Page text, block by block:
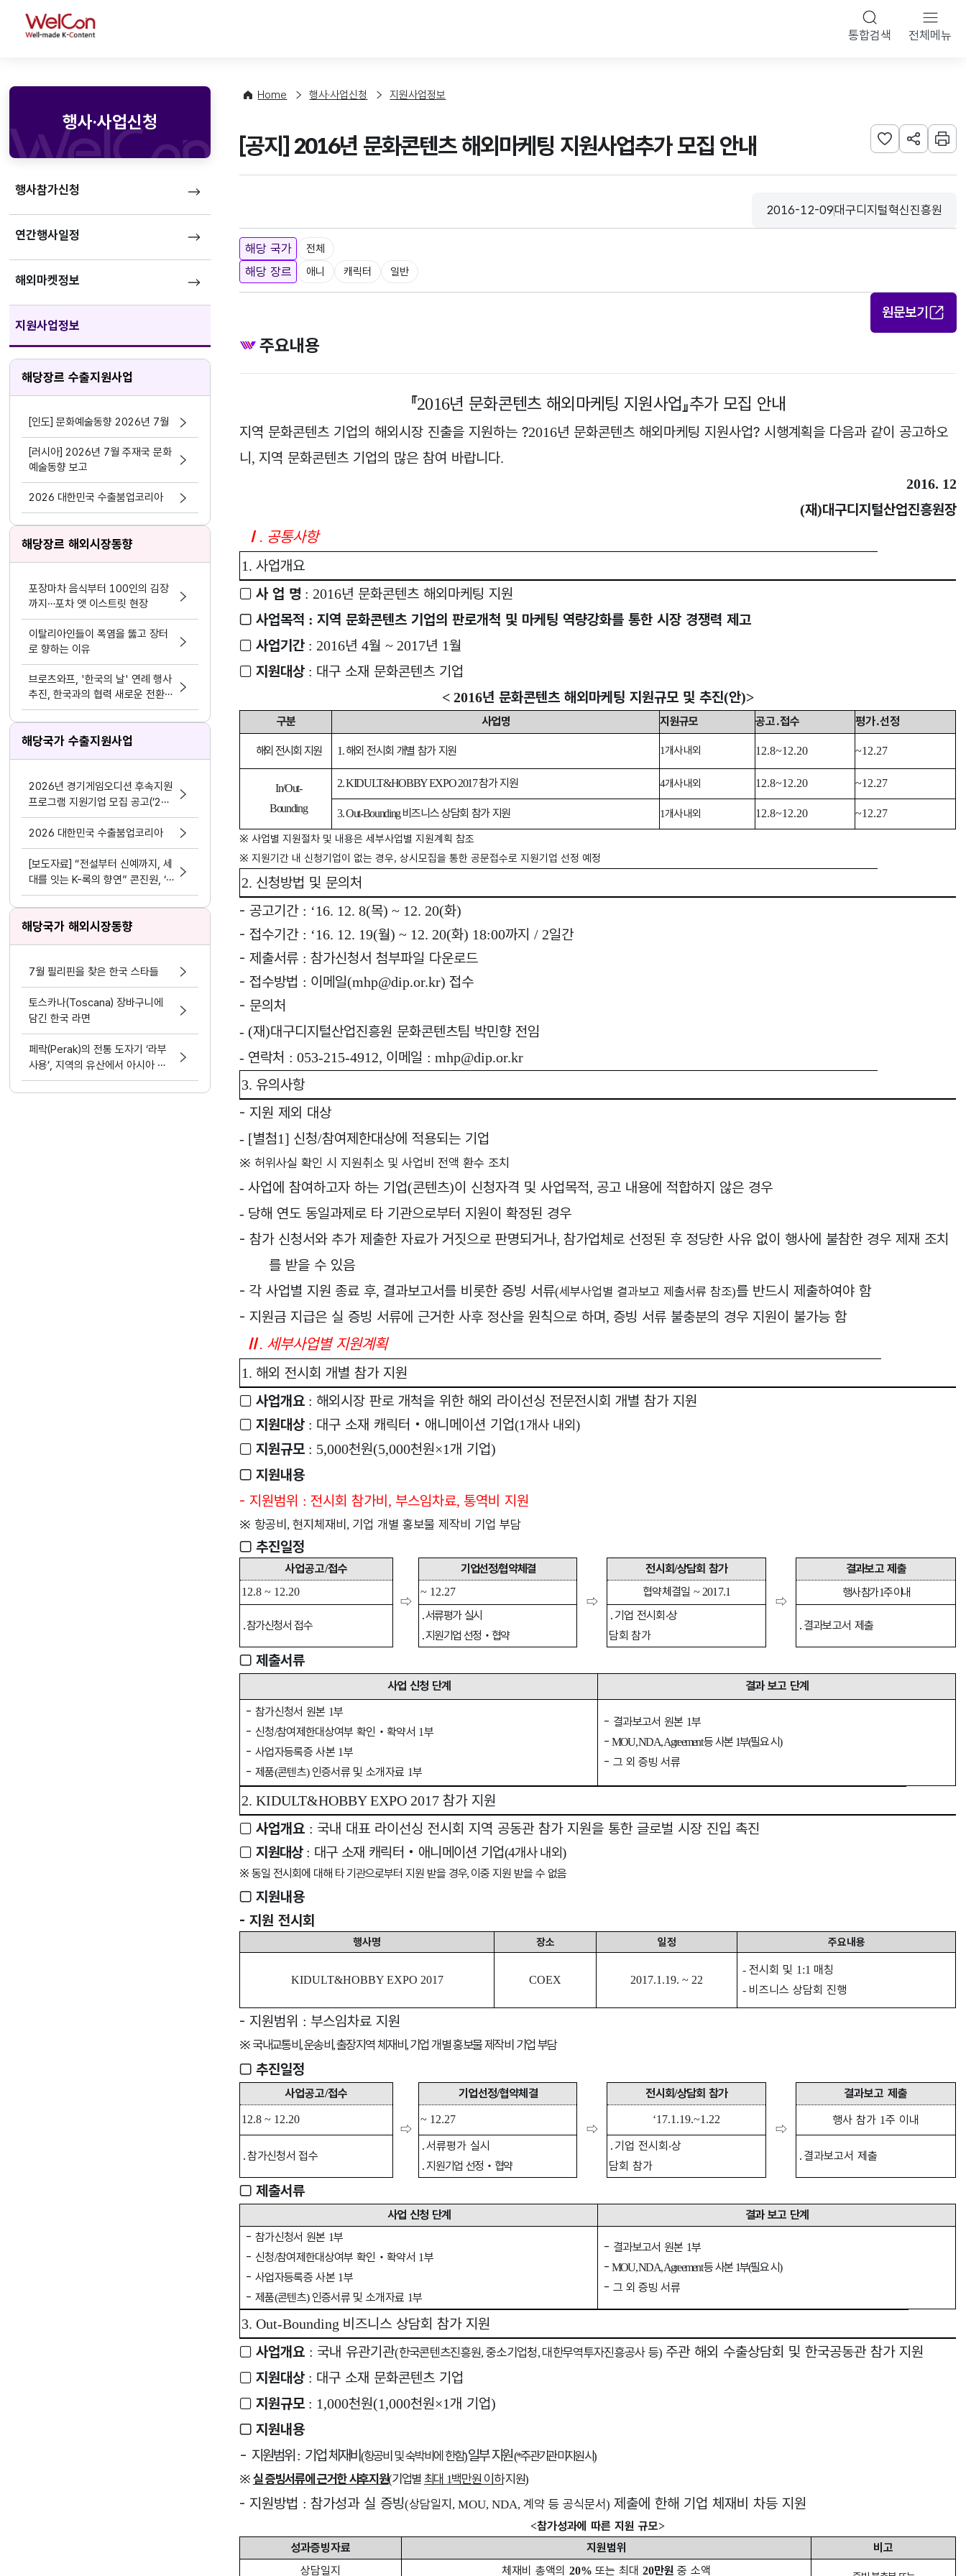
WelCon 통합검색 전체메뉴
행사·사업신청
행사참가신청
연간행사일정
해외마켓정보
지원사업정보
해당장르 수출지원사업
[인도] 문화예술동향 2026년 7월
[러시아] 2026년 7월 주재국 문화
예술동향 보고
2026 대한민국 수출붐업코리아
해당장르 해외시장동향
포장마차 음식부터 100인의 김장
까지…포차 앳 이스트릿 현장
이탈리아인들이 폭염을 뚫고 장터
로 향하는 이유
브로츠와프, '한국의 날' 연례 행사
추진, 한국과의 협력 새로운 전환점
마련
해당국가 수출지원사업
2026년 경기게임오디션 후속지원
프로그램 지원기업 모집 공고(’24
~’25년 선정기업 대상)
2026 대한민국 수출붐업코리아
[보도자료] “전설부터 신예까지, 세
대를 잇는 K-록의 향연” 콘진원, ‘2
026 위드 스테이지 앤드 시즌6’ 개
최
해당국가 해외시장동향
7월 필리핀을 찾은 한국 스타들
토스카나(Toscana) 장바구니에
담긴 한국 라면
페락(Perak)의 전통 도자기 ‘라부
사용’, 지역의 유산에서 아시아 문
화 교류의 가능성으로
Home 행사·사업신청 지원사업정보
[공지] 2016년 문화콘텐츠 해외마케팅 지원사업추가 모집 안내 관심사 등록하기
URL 공유하
인쇄
등록일
2016-12-09
수집기관
대구디지털혁신진흥원
해당 국가 전체
해당 장르 애니 캐릭터 일반
원문보기
주요내용
『2016년 문화콘텐츠 해외마케팅 지원사업』추가 모집 안내
지역 문화콘텐츠 기업의 해외시장 진출을 지원하는?2016년 문화콘텐츠 해외마케팅 지원사업? 시행계획을 다음과 같이 공고하오
니 , 지역 문화콘텐츠 기업의 많은 참여 바랍니다.
2016. 12
(재)대구디지털산업진흥원장
Ⅰ . 공통사항
1.사업개요
□사 업 명 : 2016년 문화콘텐츠 해외마케팅 지원
□사업목적 :지역 문화콘텐츠 기업의 판로개척 및 마케팅 역량강화를 통한 시장 경쟁력 제고
□사업기간 : 2016년4월~ 2017년 1월
□지원대상 : 대구 소재 문화콘텐츠 기업
< 2016년 문화콘텐츠 해외마케팅 지원규모 및 추진(안)>
구분 사업명 지원규모 공고․접수 평가․선정
해외 전시회 지원 1.해외 전시회 개별 참가 지원 1개사 내외 12.8~12.20 ~12.27
In/Out-
Bounding
2. KIDULT&HOBBY EXPO 2017참가 지원 4개사 내외 12.8~12.20 ~12.27
3. Out-Bounding비즈니스 상담회 참가 지원 1개사 내외 12.8~12.20 ~12.27
※사업별 지원절차 및 내용은 세부사업별 지원계획 참조
※지원기간 내 신청기업이 없는 경우,상시모집을 통한 공문접수로 지원기업 선정 예정
2. 신청방법 및 문의처
- 공고기간 : ‘16. 12. 8(목) ~ 12. 20(화)
-접수기간 : ‘16. 12. 19(월) ~ 12. 20(화) 18:00까지/ 2일간
-제출서류 :참가신청서 첨부파일 다운로드
-접수방법 : 이메일(mhp@dip.or.kr)접수
- 문의처
- (재)대구디지털산업진흥원 문화콘텐츠팀 박민향 전임
- 연락처 : 053-215-4912, 이메일 : mhp@dip.or.kr
3. 유의사항
- 지원 제외 대상
- [별첨1] 신청/참여제한대상에 적용되는 기업
※ 허위사실 확인 시 지원취소 및 사업비 전액 환수 조치
-사업에 참여하고자 하는 기업(콘텐츠)이 신청자격 및 사업목적, 공고 내용에 적합하지 않은 경우
- 당해 연도 동일과제로 타 기관으로부터 지원이 확정된 경우
-참가 신청서와 추가 제출한 자료가 거짓으로 판명되거나,참가업체로 선정된 후 정당한 사유 없이 행사에 불참한 경우 제재 조치
를 받을 수 있음
-각 사업별 지원 종료 후, 결과보고서를 비롯한 증빙 서류(세부사업별 결과보고 제출서류 참조)를 반드시 제출하여야 함
- 지원금 지급은 실 증빙 서류에 근거한 사후 정산을 원칙으로 하며, 증빙 서류 불충분의 경우 지원이 불가능 함
Ⅱ. 세부사업별 지원계획
1. 해외 전시회 개별 참가 지원
□사업개요 : 해외시장 판로 개척을 위한 해외 라이선싱 전문전시회 개별 참가 지원
□지원대상 : 대구 소재 캐릭터 ‧ 애니메이션 기업(1개사 내외)
□지원규모 : 5,000천원(5,000천원×1개 기업)
□지원내용
-지원범위 :전시회 참가비 , 부스임차료, 통역비 지원
※ 항공비 ,현지체재비 , 기업 개별 홍보물 제작비 기업 부담
□추진일정
사업공고/접수
⇨
기업선정/협약체결
⇨
전시회/상담회 참가
⇨
결과보고 제출
12.8~ 12.20 ~ 12.27 협약체결일~ 2017.1 행사 참가1주 이내
․참가신청서 접수
․서류평가 실시
․지원기업 선정 ‧ 협약
․ 기업 전시회 ‧상
담회 참가
․ 결과보고서 제출
□제출서류
사업 신청 단계
결과 보고 단계
- 참가신청서 원본 1부
- 신청/참여제한대상여부 확인 ‧ 확약서 1부
- 사업자등록증 사본 1부
- 제품(콘텐츠) 인증서류 및 소개자료 1부
- 결과보고서 원본 1부
- MOU, NDA, Agreement등 사본 1부(필요 시)
- 그 외 증빙 서류
2. KIDULT&HOBBY EXPO 2017 참가 지원
□사업개요 : 국내 대표 라이선싱 전시회 지역 공동관 참가 지원을 통한 글로벌 시장 진입 촉진
□지원대상 : 대구 소재 캐릭터 ‧ 애니메이션 기업(4개사 내외)
※동일 전시회에 대해 타 기관으로부터 지원 받을 경우, 이중 지원 받을 수 없음
□지원내용
-지원 전시회
행사명 장소 일정 주요내용
KIDULT&HOBBY EXPO 2017 COEX 2017.1.19. ~ 22
-전시회 및 1:1 매칭
- 비즈니스 상담회 진행
- 지원범위 : 부스임차료 지원
※ 국내교통비 ,운송비 ,출장지역 체재비 ,기업 개별 홍보물 제작비 기업 부담
□추진일정
사업공고/접수
⇨
기업선정/협약체결
⇨
전시회/상담회 참가
⇨
결과보고 제출
12.8~ 12.20 ~ 12.27 ‘17.1.19.~1.22 행사 참가 1주 이내
․참가신청서 접수
․서류평가 실시
․지원기업 선정 ‧ 협약
․ 기업 전시회 ‧상
담회 참가
․ 결과보고서 제출
□제출서류
사업 신청 단계
결과 보고 단계
- 참가신청서 원본 1부
- 신청/참여제한대상여부 확인 ‧ 확약서 1부
- 사업자등록증 사본 1부
- 제품(콘텐츠) 인증서류 및 소개자료 1부
- 결과보고서 원본 1부
- MOU, NDA, Agreement등 사본 1부(필요 시)
- 그 외 증빙 서류
3. Out-Bounding 비즈니스 상담회 참가 지원
□사업개요 : 국내 유관기관(한국콘텐츠진흥원,중소기업청,대한무역투자진흥공사 등) 주관 해외 수출상담회 및 한국공동관 참가 지원
□지원대상 : 대구 소재 문화콘텐츠 기업
□지원규모 : 1,000천원(1,000천원×1개 기업)
□지원내용
- 지원범위 : 기업 체재비 (항공비 및 숙박비에 한함)일부 지원(*주관기관 미지원 시)
※ 실 증빙서류에 근거한 사후지원(기업별 최대 1백만원 이하지원)
- 지원방법 :참가성과 실 증빙(상담일지 , MOU, NDA,계약 등 공식문서) 제출에 한해 기업 체재비 차등 지원
<참가성과에 따른 지원 규모>
성과증빙자료 지원범위
비고
상담일지
체재비 총액의20% 또는 최대20만원 중 소액